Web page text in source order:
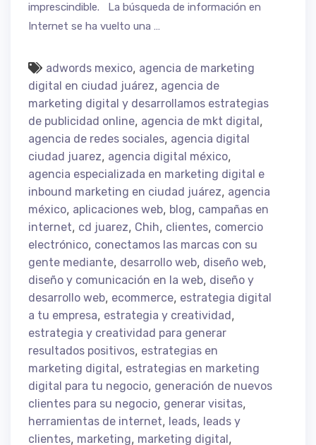
imprescindible. La búsqueda de información en
Internet se ha vuelto una …
adwords mexico, agencia de marketing
digital en ciudad juárez, agencia de
marketing digital y desarrollamos estrategias
de publicidad online, agencia de mkt digital,
agencia de redes sociales, agencia digital
ciudad juarez, agencia digital méxico,
agencia especializada en marketing digital e
inbound marketing en ciudad juárez, agencia
méxico, aplicaciones web, blog, campañas en
internet, cd juarez, Chih, clientes, comercio
electrónico, conectamos las marcas con su
gente mediante, desarrollo web, diseño web,
diseño y comunicación en la web, diseño y
desarrollo web, ecommerce, estrategia digital
a tu empresa, estrategia y creatividad,
estrategia y creatividad para generar
resultados positivos, estrategias en
marketing digital, estrategias en marketing
digital para tu negocio, generación de nuevos
clientes para su negocio, generar visitas,
herramientas de internet, leads, leads y
clientes, marketing, marketing digital,